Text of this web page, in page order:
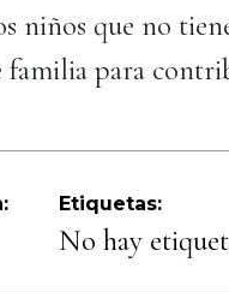
niños que no
familia para
Etiquetas:
No hay